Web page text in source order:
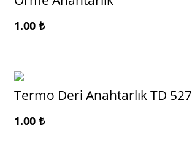
1.00 ₺
Termo Deri Anahtarlık TD 527
1.00 ₺